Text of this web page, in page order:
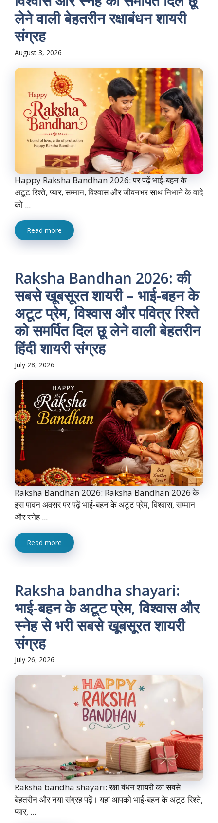
लेने वाली बेहतरीन रक्षाबंधन शायरी
संग्रह
August 3, 2026
Happy Raksha Bandhan 2026: पर पढ़ें भाई-बहन के
अटूट रिश्ते, प्यार, सम्मान, विश्वास और जीवनभर साथ निभाने के वादे
को ...
Read more
Raksha Bandhan 2026: की
सबसे खूबसूरत शायरी – भाई-बहन के
अटूट प्रेम, विश्वास और पवित्र रिश्ते
को समर्पित दिल छू लेने वाली बेहतरीन
हिंदी शायरी संग्रह
July 28, 2026
Raksha Bandhan 2026: Raksha Bandhan 2026 के
इस पावन अवसर पर पढ़ें भाई-बहन के अटूट प्रेम, विश्वास, सम्मान
और स्नेह ...
Read more
Raksha bandha shayari:
भाई-बहन के अटूट प्रेम, विश्वास और
स्नेह से भरी सबसे खूबसूरत शायरी
संग्रह
July 26, 2026
Raksha bandha shayari: रक्षा बंधन शायरी का सबसे
बेहतरीन और नया संग्रह पढ़ें। यहां आपको भाई-बहन के अटूट रिश्ते,
प्यार, ...